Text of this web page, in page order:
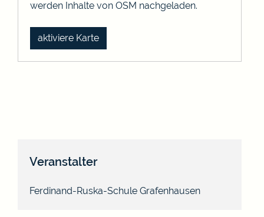
werden Inhalte von OSM nachgeladen.
aktiviere Karte
Veranstalter
Ferdinand-Ruska-Schule Grafenhausen